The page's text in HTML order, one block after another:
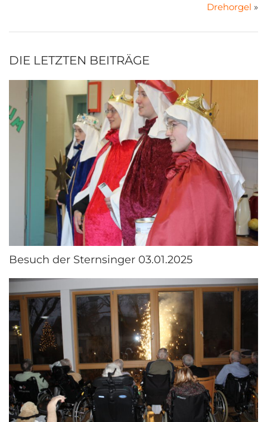
Drehorgel »
DIE LETZTEN BEITRÄGE
Besuch der Sternsinger 03.01.2025